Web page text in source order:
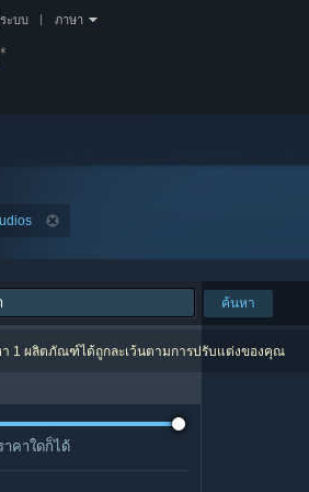
ะบบ ภาษา
ค้นหา
1 ผลิตภัณฑ์ได้ถูกละเว้นตามการปรับแต่งของคุณ
าคาใดก็ได้